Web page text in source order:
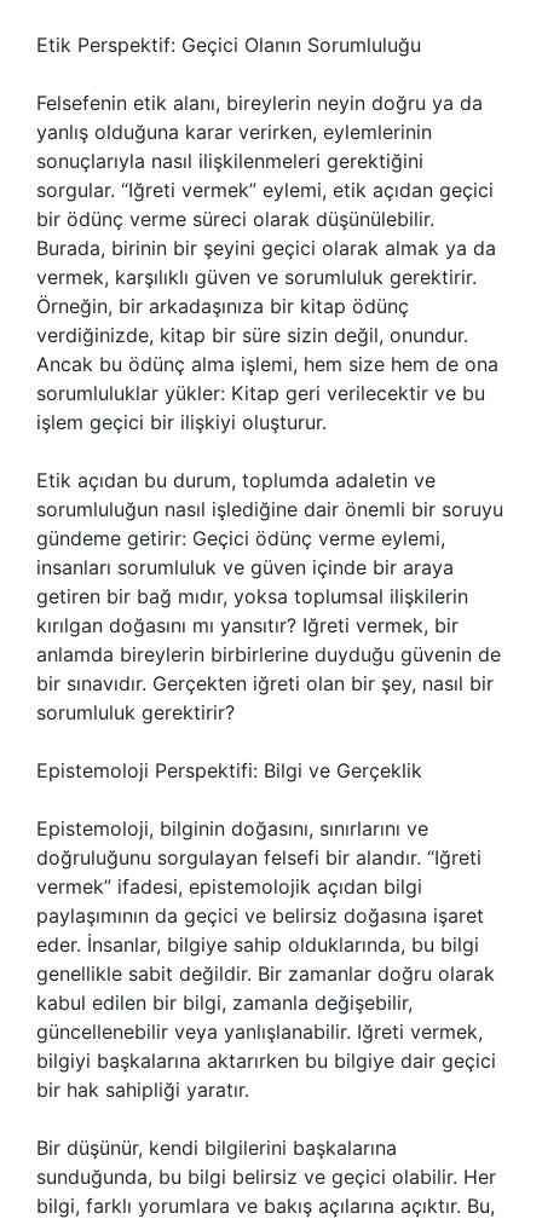
Etik Perspektif: Geçici Olanın Sorumluluğu
Felsefenin etik alanı, bireylerin neyin doğru ya da
yanlış olduğuna karar verirken, eylemlerinin
sonuçlarıyla nasıl ilişkilenmeleri gerektiğini
sorgular. “Iğreti vermek” eylemi, etik açıdan geçici
bir ödünç verme süreci olarak düşünülebilir.
Burada, birinin bir şeyini geçici olarak almak ya da
vermek, karşılıklı güven ve sorumluluk gerektirir.
Örneğin, bir arkadaşınıza bir kitap ödünç
verdiğinizde, kitap bir süre sizin değil, onundur.
Ancak bu ödünç alma işlemi, hem size hem de ona
sorumluluklar yükler: Kitap geri verilecektir ve bu
işlem geçici bir ilişkiyi oluşturur.
Etik açıdan bu durum, toplumda adaletin ve
sorumluluğun nasıl işlediğine dair önemli bir soruyu
gündeme getirir: Geçici ödünç verme eylemi,
insanları sorumluluk ve güven içinde bir araya
getiren bir bağ mıdır, yoksa toplumsal ilişkilerin
kırılgan doğasını mı yansıtır? Iğreti vermek, bir
anlamda bireylerin birbirlerine duyduğu güvenin de
bir sınavıdır. Gerçekten iğreti olan bir şey, nasıl bir
sorumluluk gerektirir?
Epistemoloji Perspektifi: Bilgi ve Gerçeklik
Epistemoloji, bilginin doğasını, sınırlarını ve
doğruluğunu sorgulayan felsefi bir alandır. “Iğreti
vermek” ifadesi, epistemolojik açıdan bilgi
paylaşımının da geçici ve belirsiz doğasına işaret
eder. İnsanlar, bilgiye sahip olduklarında, bu bilgi
genellikle sabit değildir. Bir zamanlar doğru olarak
kabul edilen bir bilgi, zamanla değişebilir,
güncellenebilir veya yanlışlanabilir. Iğreti vermek,
bilgiyi başkalarına aktarırken bu bilgiye dair geçici
bir hak sahipliği yaratır.
Bir düşünür, kendi bilgilerini başkalarına
sunduğunda, bu bilgi belirsiz ve geçici olabilir. Her
bilgi, farklı yorumlara ve bakış açılarına açıktır. Bu,